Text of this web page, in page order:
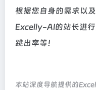
根据您自身的需求以
Excelly-AI的站长进行
跳出率等！
本站深度导航提供的